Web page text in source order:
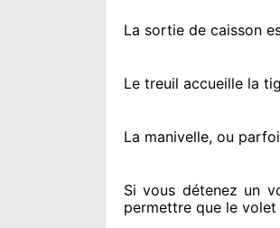
La sortie de caisson
Le treuil accueille la
La manivelle, ou
Si vous détenez un
permettre que le volet